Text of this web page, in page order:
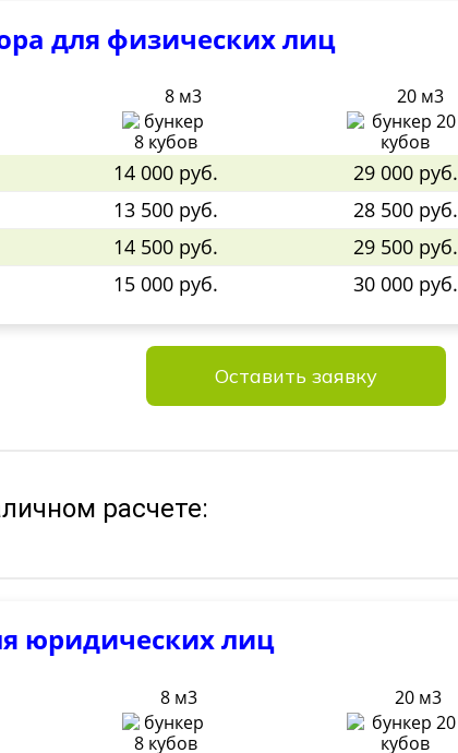
для физических лиц
8 м3 20 м3
14 000 руб. 29 000 руб.
13 500 руб. 28 500 руб.
14 500 руб. 29 500 руб.
15 000 руб. 30 000 руб.
Оставить заявку
расчете:
юридических лиц
8 м3 20 м3